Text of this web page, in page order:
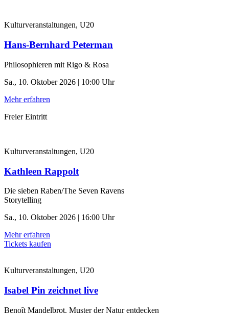
Kulturveranstaltungen, U20
Hans-Bernhard Peterman
Philosophieren mit Rigo & Rosa
Sa., 10. Oktober 2026 | 10:00 Uhr
Mehr erfahren
Freier Eintritt
Kulturveranstaltungen, U20
Kathleen Rappolt
Die sieben Raben/The Seven Ravens
Storytelling
Sa., 10. Oktober 2026 | 16:00 Uhr
Mehr erfahren
Tickets kaufen
Kulturveranstaltungen, U20
Isabel Pin zeichnet live
Benoît Mandelbrot. Muster der Natur entdecken